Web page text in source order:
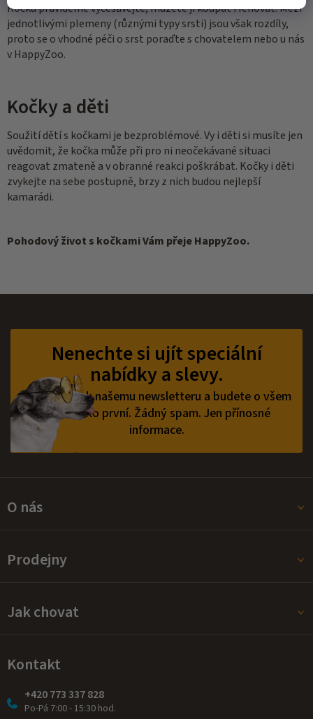
Kočku pravidelně vyčesávejte, můžete ji koupat i fénovat. Mezi
jednotlivými plemeny (různými typy srsti) jsou však rozdíly,
proto se o vhodné péči o srst poraďte s chovatelem nebo u nás
v HappyZoo.
Kočky a děti
Soužití dětí s kočkami je bezproblémové. Vy i děti si musíte jen
uvědomit, že kočka může při pro ni neočekávané situaci
reagovat zmateně a v obranné reakci poškrábat. Kočky i děti
zvykejte na sebe postupně, brzy z nich budou nejlepší
kamarádi.
Pohodový život s kočkami Vám přeje HappyZoo.
Nenechte si ujít speciální
nabídky a slevy.
Přihlaste se k našemu newsletteru a budete o všem
vědět jako první. Žádný spam. Jen přínosné
informace.
O nás
Prodejny
Jak chovat
Kontakt
+420 773 337 828
Po-Pá 7:00 - 15:30 hod.